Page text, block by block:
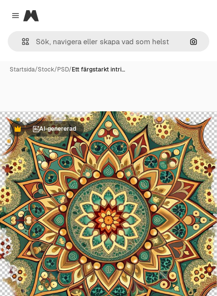
Close menu
Magnific
Sök
Startsida/Stock/PSD/Ett färgstarkt intri…
Premie AI-genererad